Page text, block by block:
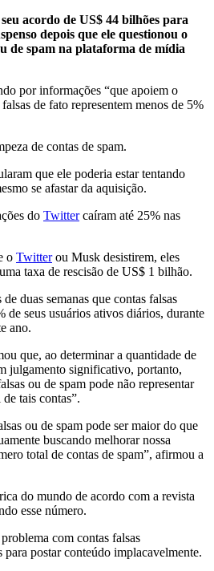
acordo de US$ 44 bilhões para
depois que ele questionou o
de spam na plataforma de mídia
por informações “que apoiem o
de fato representem menos de 5%
de contas de spam.
que ele poderia estar tentando
se afastar da aquisição.
do Twittercaíram até 25% nas
o Twitterou Musk desistirem, eles
taxa de rescisão de US$ 1 bilhão.
duas semanas que contas falsas
de seus usuários ativos diários, durante
ano.
que, ao determinar a quantidade de
julgamento significativo, portanto,
ou de spam pode não representar
tais contas”.
ou de spam pode ser maior do que
buscando melhorar nossa
total de contas de spam”, afirmou a
do mundo de acordo com a revista
esse número.
com contas falsas
para postar conteúdo implacavelmente.